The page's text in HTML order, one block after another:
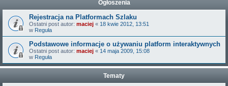
Ogłoszenia
Rejestracja na Platformach Szlaku
Ostatni post autor: maciej « 18 kwie 2012, 13:51
w Reguła
Podstawowe informacje o używaniu platform interaktywnych
Ostatni post autor: maciej « 14 maja 2009, 15:08
w Reguła
Tematy